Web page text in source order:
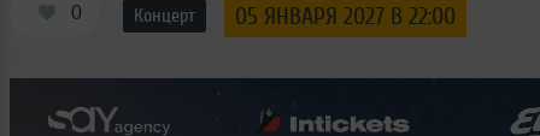
0 Концерт 05 ЯНВАРЯ 2027 В 22:00